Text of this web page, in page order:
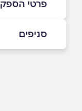
פרטי הספק
סניפים